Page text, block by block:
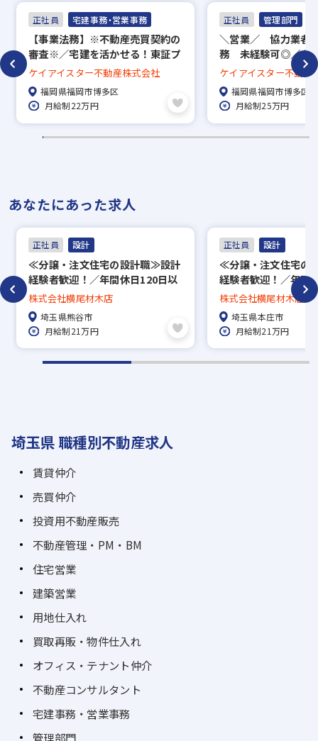
正社員 宅建事務・営業事務
【事業法務】※不動産売買契約の
審査※／宅建を活かせる！東証プ
ライム市場上場企業／年間休日
115日／福利厚生充実◎
ケイアイスター不動産株式会社
福岡県福岡市博多区
月給制22万円
正社員 管理部門
＼営業／ 協力業者
務 未経験可◎／土
休日120日／インセ
ケイアイスター不動産
福岡県福岡市博多区
月給制25万円
あなたにあった求人
正社員 設計
≪分譲・注文住宅の設計職≫設計
経験者歓迎！／年間休日120日以
上／研修制度・福利厚生充実◎
株式会社横尾材木店
埼玉県熊谷市
月給制21万円
正社員 設計
≪分譲・注文住宅の
経験者歓迎！／年間
上／研修制度・福利
株式会社横尾材木店
埼玉県本庄市
月給制21万円
埼玉県 職種別不動産求人
賃貸仲介
売買仲介
投資用不動産販売
不動産管理・PM・BM
住宅営業
建築営業
用地仕入れ
買取再販・物件仕入れ
オフィス・テナント仲介
不動産コンサルタント
宅建事務・営業事務
管理部門